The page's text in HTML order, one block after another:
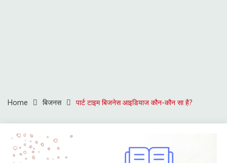
Home बिजनस पार्ट टाइम बिजनेस आइडियाज कौन-कौन सा है?